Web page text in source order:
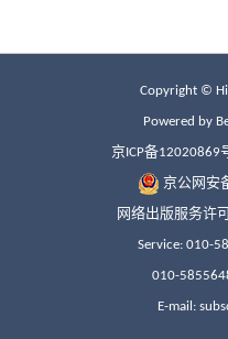
Copyright ©
Powered by
京ICP备12020869
京公网安
网络出版服务许
Service: 010-
010-
E-mail: